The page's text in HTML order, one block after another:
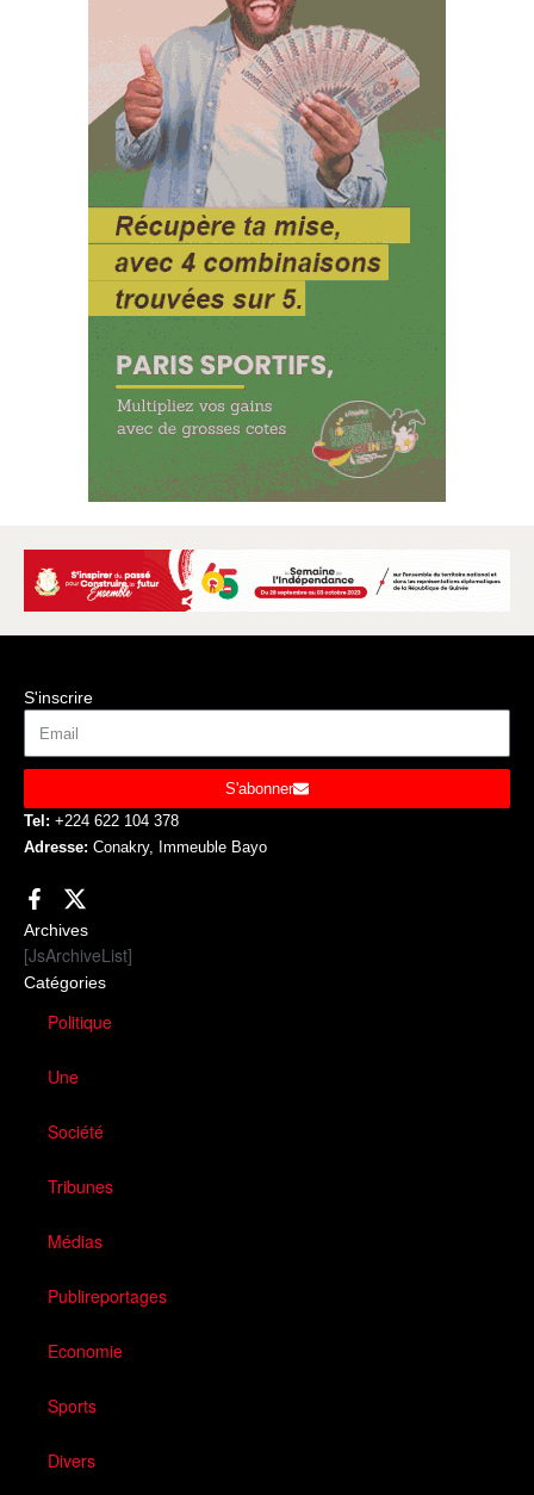
Catégories
Politique
Une
Société
Tribunes
Médias
Publireportages
Economie
Sports
Divers
Archives
[JsArchiveList]
S'inscrire
S'abonner
Tel: +224 622 104 378
Adresse: Conakry, Immeuble Bayo